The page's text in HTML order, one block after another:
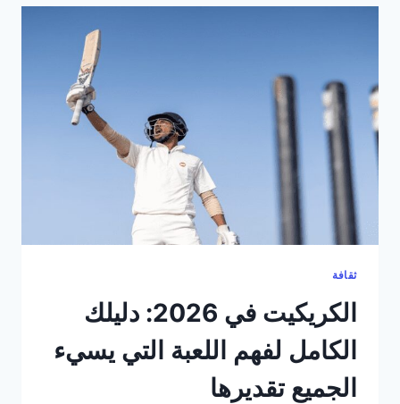
الدليل
نظرتك
للعبة
ثقافة
الكريكيت في 2026: دليلك
الكامل لفهم اللعبة التي يسيء
الجميع تقديرها